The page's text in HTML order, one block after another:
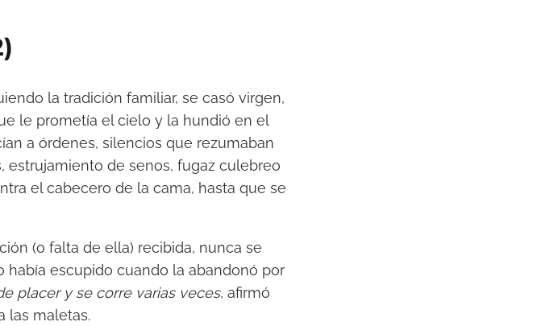
la tradición familiar, se casó virgen,
le prometía el cielo y la hundió en el
a órdenes, silencios que rezumaban
estrujamiento de senos, fugaz culebreo
el cabecero de la cama, hasta que se
(o falta de ella) recibida, nunca se
había escupido cuando la abandonó por
placer y se corre varias veces, afirmó
las maletas.